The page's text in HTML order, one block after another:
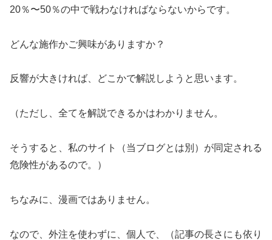
20％〜50％の中で戦わなければならないからです。
どんな施作かご興味がありますか？
反響が大きければ、どこかで解説しようと思います。
（ただし、全てを解説できるかはわかりません。
そうすると、私のサイト（当ブログとは別）が同定される
危険性があるので。）
ちなみに、漫画ではありません。
なので、外注を使わずに、個人で、（記事の長さにも依り